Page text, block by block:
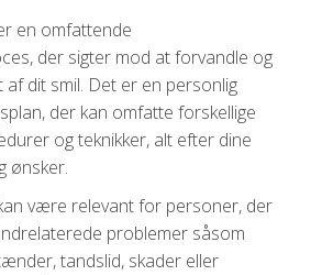
en omfattende
der sigter mod at forvandle og
dit smil. Det er en personlig
der kan omfatte forskellige
og teknikker, alt efter dine
ønsker.
være relevant for personer, der
problemer såsom
tandslid, skader eller